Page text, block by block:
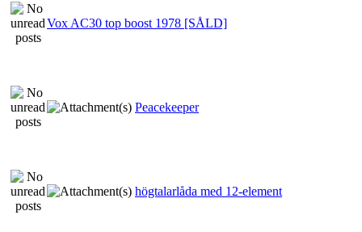
Vox AC30 top boost 1978 [SÅLD]
Peacekeeper
högtalarlåda med 12-element